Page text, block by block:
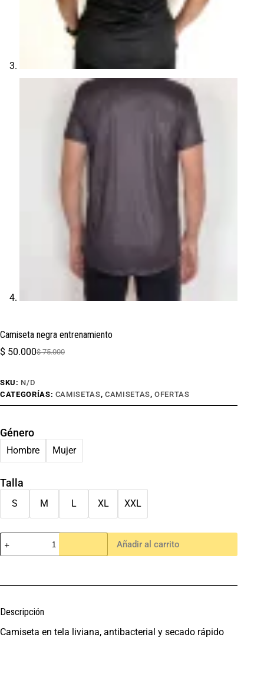
Camiseta negra entrenamiento
$75.000
$ 50.000
SKU: N/D
CATEGORÍAS: CAMISETAS, CAMISETAS,OFERTAS
Género
Hombre Mujer
Talla
S M L XL XXL
Añadir al carrito
Descripción
Camiseta en tela liviana, antibacterial y secado rápido